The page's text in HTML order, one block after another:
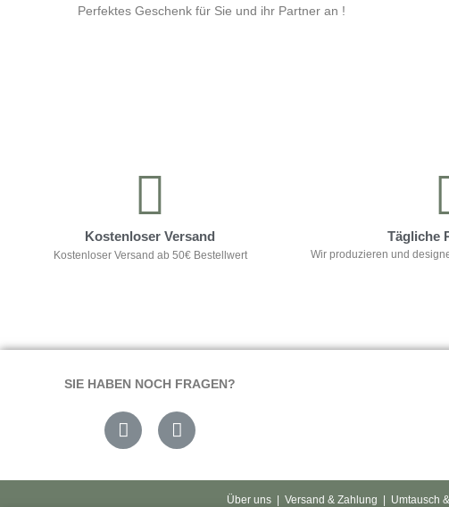
Perfektes Geschenk für Sie und ihr Partner an !
Kostenloser Versand
Kostenloser Versand ab 50€ Bestellwert
Tägliche
Wir produzieren und
SIE HABEN NOCH FRAGEN?
Über uns| Versand & Zahlung Umtausch